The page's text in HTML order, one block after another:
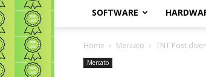
SOFTWARE
Home Mercato TNT Post
Mercato